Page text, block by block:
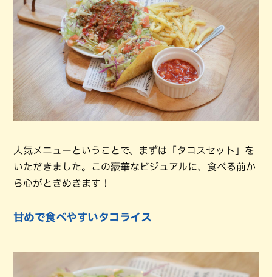
人気メニューということで、まずは「タコスセット」を
いただきました。この豪華なビジュアルに、食べる前か
ら心がときめきます！
甘めで食べやすいタコライス